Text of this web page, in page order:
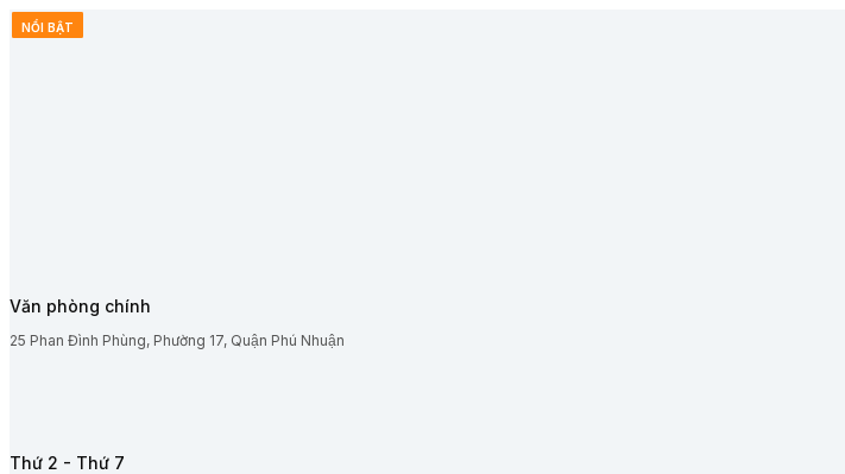
Skip
Văn phòng chính
25 Phan Đình Phùng, Phường 17, Quận Phú Nhuận
Thứ 2 - Thứ 7
NỔI BẬT
NỔI BẬT
NỔI BẬT